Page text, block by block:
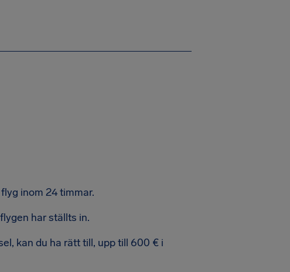
inom 24 timmar.
har ställts in.
kan du ha rätt till, upp till 600 € i